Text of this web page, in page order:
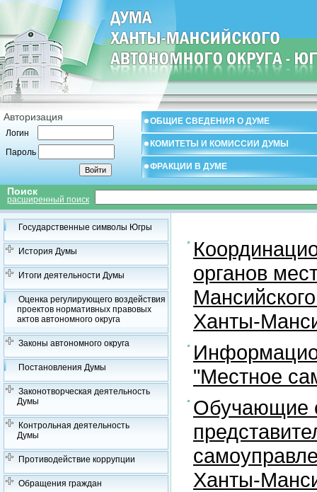
Авторизация
Логин
Пароль
ОБЩИЕ СВЕДЕНИЯ О ДУМЕ
КОМИТЕТЫ И КОМИССИИ ДУМЫ
ФРАКЦИИ В ДУМЕ
Поиск
расширенный поиск
Государственные символы Югры
История Думы
Итоги деятельности Думы
Оценка регулирующего воздействия
проектов нормативных правовых
актов автономного округа
Законы автономного округа
Постановления Думы
Законотворческая деятельность
Думы
Контрольная деятельность
Думы
Противодействие коррупции
Обращения граждан
органов
Ханты-
"Местное
Обучающие
Ханты-